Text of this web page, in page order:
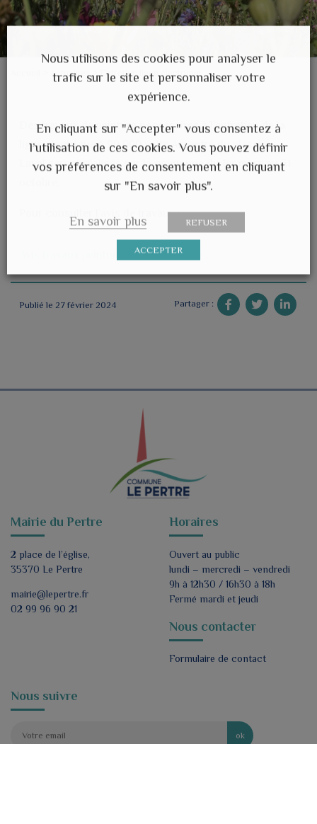
Actualités>Entretien ligne électrique
Des travaux de peinture nécessaires à l’entretien de la
ligne électrique à 90 000 volts Argentré du plessis –
Laval seront réalisés sur la commune du 1er mars au 31
Pour consulter l’avis de travaux :
Avis travaux peinture ligne électrique
Publié le 27 février 2024 Partager :
Mairie du Pertre
2 place de l’église,
35370 Le Pertre
mairie@lepertre.fr
02 99 96 90 21
Horaires
Ouvert au public
lundi – mercredi – vendredi
9h à 12h30 / 16h30 à 18h
Fermé mardi et jeudi
Nous contacter
Formulaire de contact
Nous suivre
ok
Nous utilisons des cookies pour analyser le
trafic sur le site et personnaliser votre
expérience.
En cliquant sur "Accepter" vous consentez à
l’utilisation de ces cookies. Vous pouvez définir
vos préférences de consentement en cliquant
sur "En savoir plus".
En savoir plus REFUSER
ACCEPTER